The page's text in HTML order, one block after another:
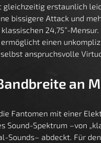
gleichzeitig erstaunlich
bissigere Attack und
24,75”-
einen
anspruchsvolle
an
Fantomen mit einer
Sound-Spektrum –von
Sounds– abdeckt. Für